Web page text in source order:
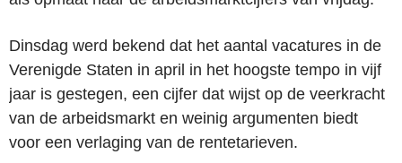
Dinsdag werd bekend dat het aantal vacatures in de
Verenigde Staten in april in het hoogste tempo in vijf
jaar is gestegen, een cijfer dat wijst op de veerkracht
van de arbeidsmarkt en weinig argumenten biedt
voor een verlaging van de rentetarieven.